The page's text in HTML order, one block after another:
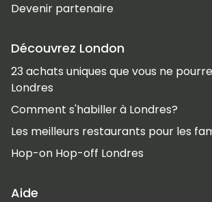
Devenir partenaire
Découvrez London
23 achats uniques que vous ne
Londres
Comment s'habiller à Londres?
Les meilleurs restaurants pour les
Hop-on Hop-off Londres
Aide